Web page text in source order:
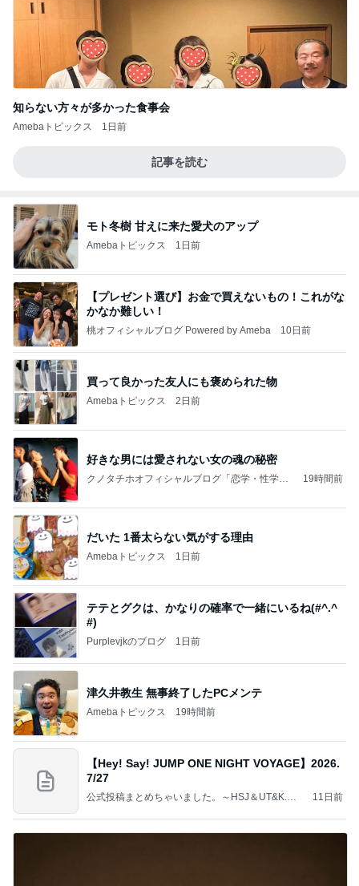
知らない方々が多かった食事会
Amebaトピックス 1日前
記事を読む
モト冬樹 甘えに来た愛犬のアップ
Amebaトピックス 1日前
【プレゼント選び】お金で買えないもの！これがな
かなか難しい！
桃オフィシャルブログ Powered by Ameba 10日前
買って良かった友人にも褒められた物
Amebaトピックス 2日前
好きな男には愛されない女の魂の秘密
クノタチホオフィシャルブログ「恋学・性学研
19時間前
だいた 1番太らない気がする理由
Amebaトピックス 1日前
テテとグクは、かなりの確率で一緒にいるね(#^.^
#)
Purplevjkのブログ 1日前
津久井教生 無事終了したPCメンテ
Amebaトピックス 19時間前
【Hey! Say! JUMP ONE NIGHT VOYAGE】2026.
7/27
公式投稿まとめちゃいました。～HSJ＆UT&K.O.
11日前